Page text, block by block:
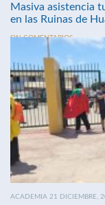
Masiva asistencia
en las Ruinas de
SIN COMENTARIOS
ACADEMIA 21 DICIEMBRE,